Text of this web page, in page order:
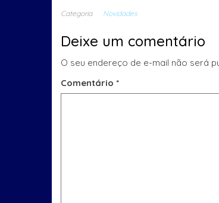
Categoria Novidades
Deixe um comentário
O seu endereço de e-mail não será
Comentário *